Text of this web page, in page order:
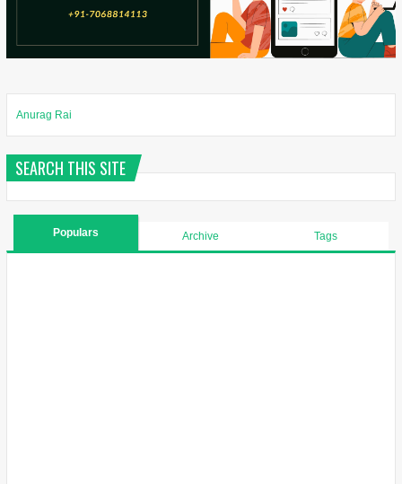
Anurag Rai
SEARCH THIS SITE
Populars Archive Tags